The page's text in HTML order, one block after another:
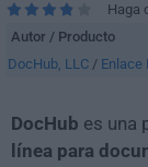
Haga
Autor / Producto
DocHub, LLC / Enlace
DocHub es una
línea para